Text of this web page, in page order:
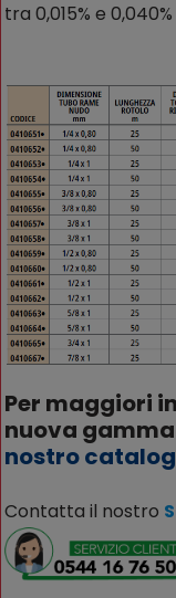
tra 0,015% e 0,040%
Per maggiori
nuova
nostro
Contatta il nostro